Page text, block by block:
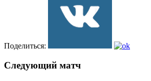
Поделиться:
Следующий матч